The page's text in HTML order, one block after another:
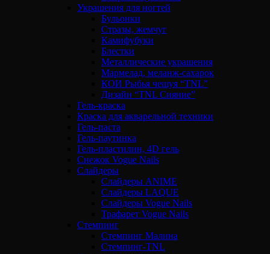
Украшения для ногтей
Бульонки
Стразы, жемчуг
Камифубуки
Блестки
Металлические украшения
Мармелад, меланж-сахарок
КОИ Рыбья чешуя “TNL”
Дизайн “TNL Сияние”
Гель-краска
Краска для акварельной техники
Гель-паста
Гель-паутинка
Гель-пластилин, 4D гель
Снежок Vogue Nails
Слайдеры
Слайдеры ANIME
Слайдеры LAQUE
Слайдеры Vogue Nails
Трафарет Vogue Nails
Стемпинг
Стемпинг Малина
Стемпинг-TNL